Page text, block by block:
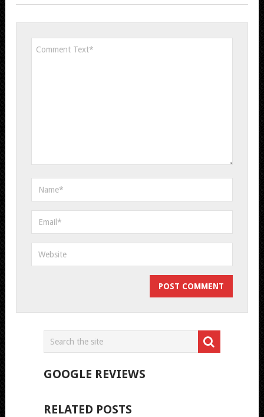
GOOGLE REVIEWS
RELATED POSTS